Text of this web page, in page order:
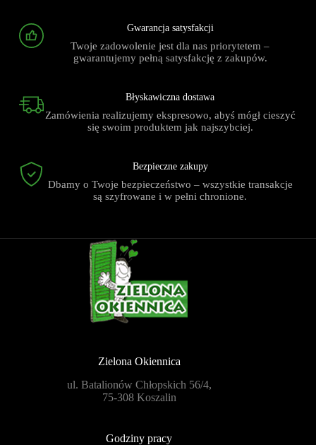
Gwarancja satysfakcji
Twoje zadowolenie jest dla nas priorytetem –
gwarantujemy pełną satysfakcję z zakupów.
Błyskawiczna dostawa
Zamówienia realizujemy ekspresowo, abyś mógł cieszyć
się swoim produktem jak najszybciej.
Bezpieczne zakupy
Dbamy o Twoje bezpieczeństwo – wszystkie transakcje
są szyfrowane i w pełni chronione.
Zielona Okiennica
ul. Batalionów Chłopskich 56/4,
75-308 Koszalin
Godziny pracy